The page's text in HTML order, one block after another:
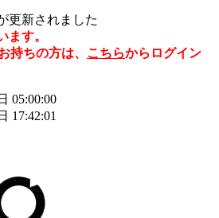
更新されました
ます。
持ちの方は、 こちらからログイン
05:00:00
17:42:01